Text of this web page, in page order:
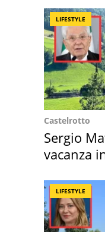
LIFESTYLE
Castelrotto
Sergio
vacanza
LIFESTYLE